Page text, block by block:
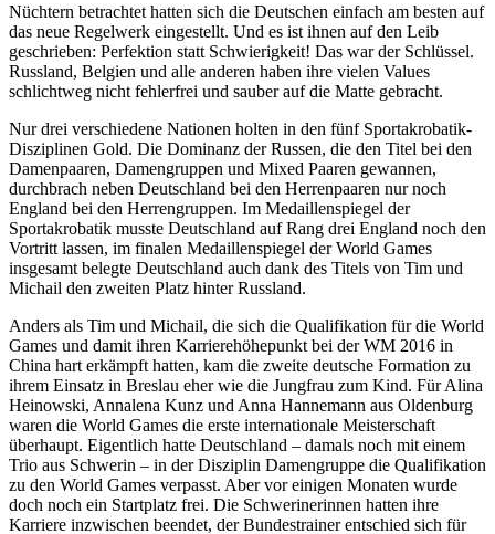
Nüchtern betrachtet hatten sich die Deutschen einfach am besten auf
das neue Regelwerk eingestellt. Und es ist ihnen auf den Leib
geschrieben: Perfektion statt Schwierigkeit! Das war der Schlüssel.
Russland, Belgien und alle anderen haben ihre vielen Values
schlichtweg nicht fehlerfrei und sauber auf die Matte gebracht.
Nur drei verschiedene Nationen holten in den fünf Sportakrobatik-
Disziplinen Gold. Die Dominanz der Russen, die den Titel bei den
Damenpaaren, Damengruppen und Mixed Paaren gewannen,
durchbrach neben Deutschland bei den Herrenpaaren nur noch
England bei den Herrengruppen. Im Medaillenspiegel der
Sportakrobatik musste Deutschland auf Rang drei England noch den
Vortritt lassen, im finalen Medaillenspiegel der World Games
insgesamt belegte Deutschland auch dank des Titels von Tim und
Michail den zweiten Platz hinter Russland.
Anders als Tim und Michail, die sich die Qualifikation für die World
Games und damit ihren Karrierehöhepunkt bei der WM 2016 in
China hart erkämpft hatten, kam die zweite deutsche Formation zu
ihrem Einsatz in Breslau eher wie die Jungfrau zum Kind. Für Alina
Heinowski, Annalena Kunz und Anna Hannemann aus Oldenburg
waren die World Games die erste internationale Meisterschaft
überhaupt. Eigentlich hatte Deutschland – damals noch mit einem
Trio aus Schwerin – in der Disziplin Damengruppe die Qualifikation
zu den World Games verpasst. Aber vor einigen Monaten wurde
doch noch ein Startplatz frei. Die Schwerinerinnen hatten ihre
Karriere inzwischen beendet, der Bundestrainer entschied sich für